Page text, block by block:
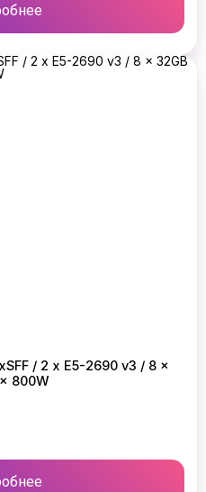
/ 2 x E5-2690 v3 / 8 x
800W